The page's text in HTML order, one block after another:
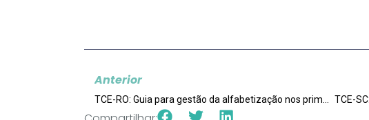
Anterior